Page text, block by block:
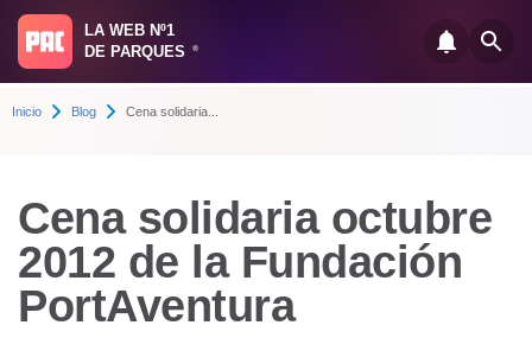
LA WEB Nº1
DE PARQUES
®
Inicio Blog Cena solidaria...
Cena solidaria octubre
2012 de la Fundación
PortAventura